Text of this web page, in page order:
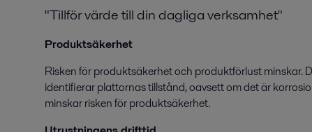
"Tillför värde till din dagliga verksamhet"
Produktsäkerhet
Risken för produktsäkerhet och produktförlust minskar.
identifierar plattornas tillstånd, oavsett om det är
minskar risken för produktsäkerhet.